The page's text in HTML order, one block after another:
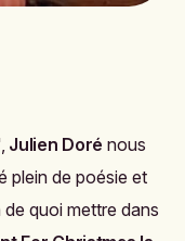
Julien Doré nous
plein de poésie et
quoi mettre dans